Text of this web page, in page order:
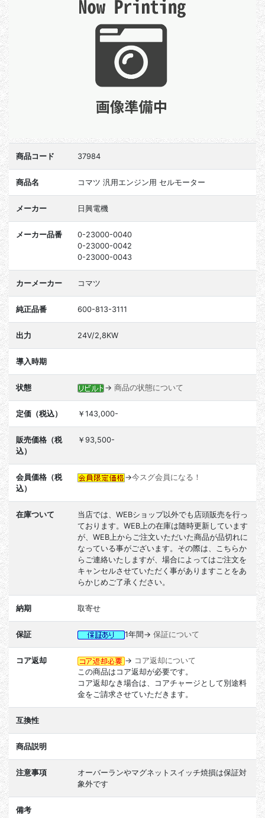
商品コード 37984
商品名 コマツ 汎用エンジン用 セルモーター
メーカー 日興電機
メーカー品番
0-23000-0040
0-23000-0042
0-23000-0043
カーメーカー コマツ
純正品番 600-813-3111
出力 24V/2,8KW
導入時期
状態 → 商品の状態について
定価（税込） ￥143,000-
販売価格（税
込）
￥93,500-
会員価格（税
込）
→今スグ会員になる！
在庫ついて
当店では、WEBショップ以外でも店頭販売を行っ
ております。WEB上の在庫は随時更新しています
が、WEB上からご注文いただいた商品が品切れに
なっている事がございます。その際は、こちらか
らご連絡いたしますが、場合によってはご注文を
キャンセルさせていただく事がありますことをあ
らかじめご了承ください。
納期 取寄せ
保証 1年間→ 保証について
コア返却 → コア返却について
この商品はコア返却が必要です。
コア返却なき場合は、コアチャージとして別途料
金をご請求させていただきます。
互換性
商品説明
注意事項
オーバーランやマグネットスイッチ焼損は保証対
象外です
備考